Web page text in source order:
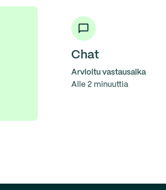
Chat
Arvioitu vastausaika
Alle 2 minuuttia